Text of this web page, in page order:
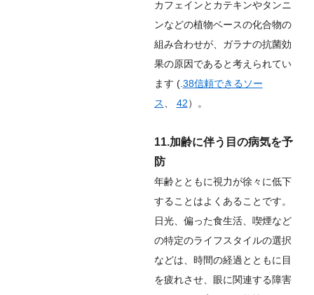
カフェインとカテキンやタンニ
ンなどの植物ベースの化合物の
組み合わせが、ガラナの抗菌効
果の原因であると考えられてい
ます (. 38信頼できるソー
ス
42）。
11.加齢に伴う目の病気を予
防
年齢とともに視力が徐々に低下
することはよくあることです。
日光、偏った食生活、喫煙など
の特定のライフスタイルの選択
などは、時間の経過とともに目
を疲れさせ、眼に関連する障害